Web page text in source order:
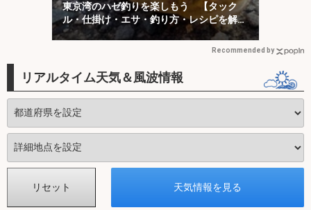
東京湾のハゼ釣りを楽しもう 【タック
ル・仕掛け・エサ・釣り方・レシピを解
説】
Recommended by
リアルタイム天気＆風波情報